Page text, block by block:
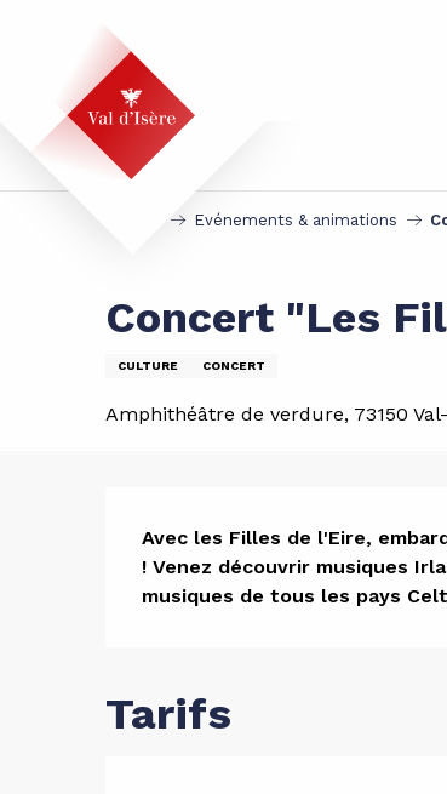
principal
Evénements & animations
Concert "Les
CULTURE CONCERT
Amphithéâtre de verdure, 73150
Avec les Filles de l'Eire,
! Venez découvrir musiques
musiques de tous les pays
Tarifs